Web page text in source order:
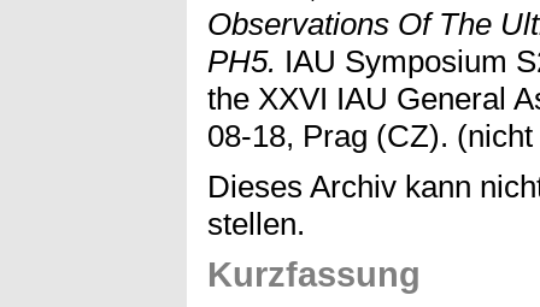
Observations Of The
PH5. IAU Symposium
the XXVI IAU General
08-18, Prag (CZ).
Dieses Archiv kann
stellen.
Kurzfassung